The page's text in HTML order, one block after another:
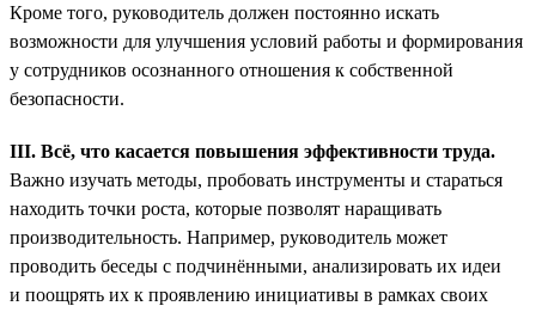
Кроме того, руководитель должен постоянно искать
возможности для улучшения условий работы и формирования
у сотрудников осознанного отношения к собственной
безопасности.
III. Всё, что касается повышения эффективности труда.
Важно изучать методы, пробовать инструменты и стараться
находить точки роста, которые позволят наращивать
производительность. Например, руководитель может
проводить беседы с подчинёнными, анализировать их идеи
и поощрять их к проявлению инициативы в рамках своих